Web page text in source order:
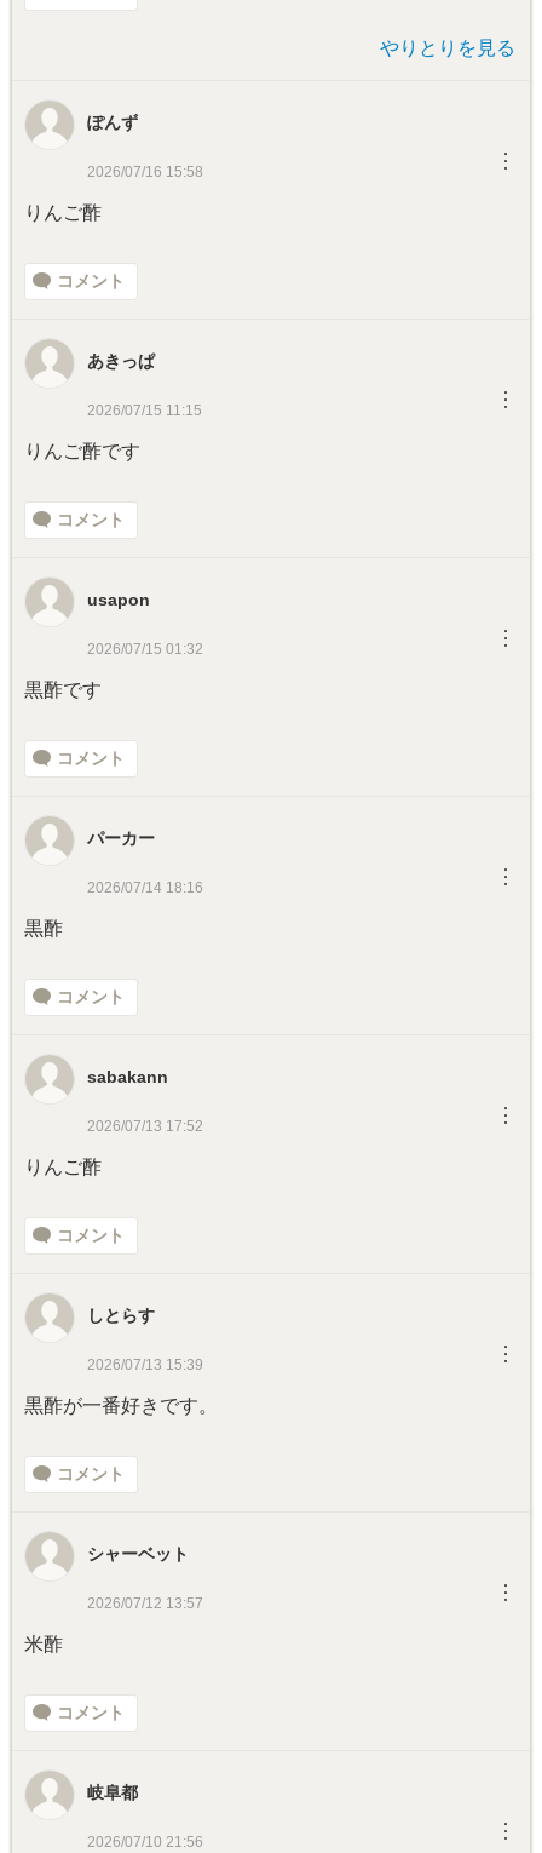
やりとりを見る
ぽんず
2026/07/16 15:58 ︙
りんご酢
コメント
あきっぱ
2026/07/15 11:15 ︙
りんご酢です
コメント
usapon
2026/07/15 01:32 ︙
黒酢です
コメント
パーカー
2026/07/14 18:16 ︙
黒酢
コメント
sabakann
2026/07/13 17:52 ︙
りんご酢
コメント
しとらす
2026/07/13 15:39 ︙
黒酢が一番好きです。
コメント
シャーベット
2026/07/12 13:57 ︙
米酢
コメント
岐阜都
2026/07/10 21:56 ︙